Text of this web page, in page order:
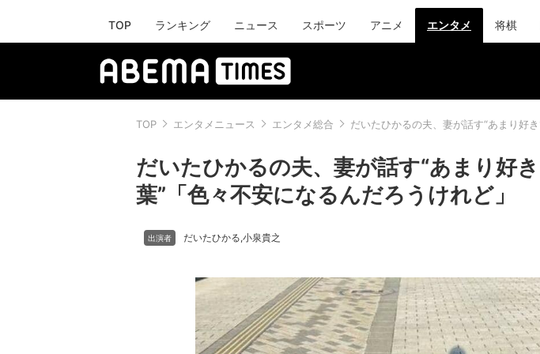
TOP ランキング ニュース スポーツ アニメ エンタメ 将棋
TOP エンタメニュース エンタメ総合 だいたひかるの夫、妻が話す“あまり好
だいたひかるの夫、妻が話す“あまり好
葉”「色々不安になるんだろうけれど」
だいたひかる,小泉貴之